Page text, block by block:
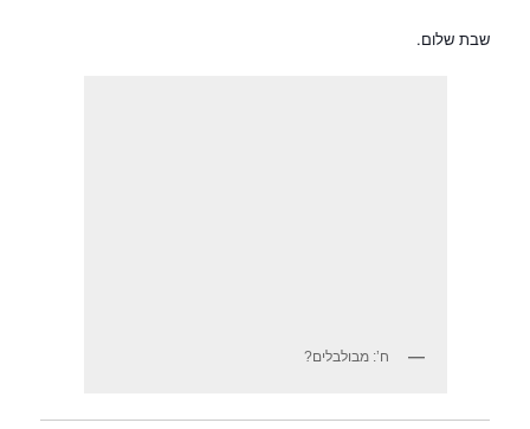
שבת שלום.
ח’: מבולבלים?